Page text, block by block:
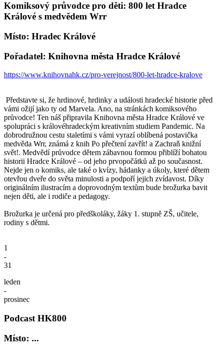
Komiksový průvodce pro děti: 800 let Hradce
Králové s medvědem Wrr
Místo: Hradec Králové
Pořadatel: Knihovna města Hradce Králové
https://www.knihovnahk.cz/pro-verejnost/800-let-hradce-kralove
Představte si, že hrdinové, hrdinky a události hradecké historie před
vámi ožijí jako ty od Marvela. Ano, na stránkách komiksového
průvodce! Ten náš připravila Knihovna města Hradce Králové ve
spolupráci s královéhradeckým kreativním studiem Pandemic. Na
dobrodružnou cestu staletími s vámi vyrazí oblíbená postavička
medvěda Wrr, známá z knih Po přečtení zavřít! a Zachraň knižní
svět!. Medvědí průvodce dětem zábavnou formou přiblíží bohatou
historii Hradce Králové – od jeho prvopočátků až po současnost.
Nejde jen o komiks, ale také o kvízy, hádanky a úkoly, které dětem
otevřou dveře do světa minulosti a podpoří jejich zvídavost. Díky
originálním ilustracím a doprovodným textům bude brožurka bavit
nejen děti, ale i rodiče a pedagogy.
Brožurka je určená pro předškoláky, žáky 1. stupně ZŠ, učitele,
rodiny s dětmi.
1
-
31
leden
-
prosinec
Podcast HK800
Místo: ...